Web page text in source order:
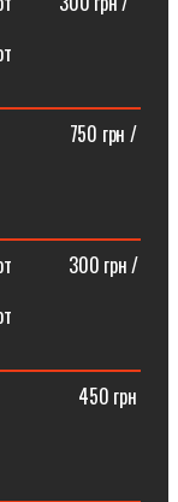
грн /
от⠀⠀⠀⠀300 грн /
грн